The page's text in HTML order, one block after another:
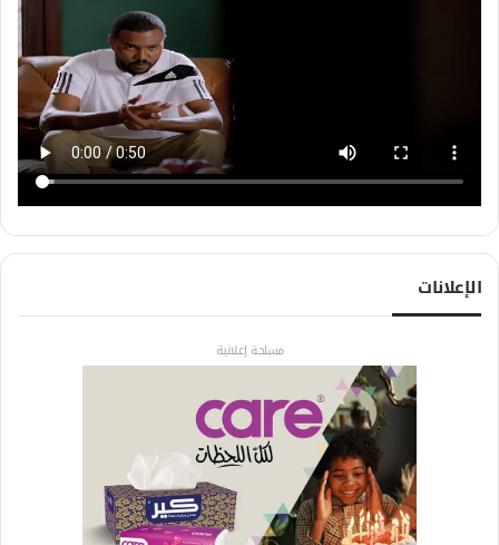
الإعلانات
مساحة إعلانية